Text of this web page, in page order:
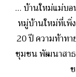
… บ้านใหม่แม่บอ
หมู่บ้านใหม่ที่เพิ่
20 ปี ความท้าท
ชุมชน พัฒนาสา